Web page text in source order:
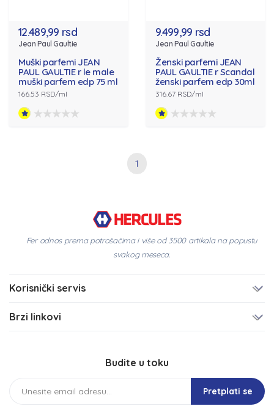
12.489,99 rsd
Jean Paul Gaultie
Muški parfemi JEAN
PAUL GAULTIE r le male
muški parfem edp 75 ml
166.53 RSD/ml
9.499,99 rsd
Jean Paul Gaultie
Ženski parfemi JEAN
PAUL GAULTIE r Scandal
ženski parfem edp 30ml
316.67 RSD/ml
1
Fer odnos prema potrošačima i više od 3500 artikala na popustu
svakog meseca.
Korisnički servis
Brzi linkovi
Budite u toku
Pretplati se